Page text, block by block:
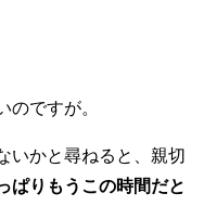
のですが。
いかと尋ねると、親切
ぱりもうこの時間だと